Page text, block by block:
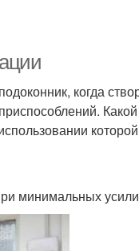
когда
минимальных